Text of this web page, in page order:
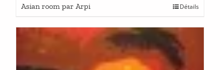
Asian room par Arpi Détails